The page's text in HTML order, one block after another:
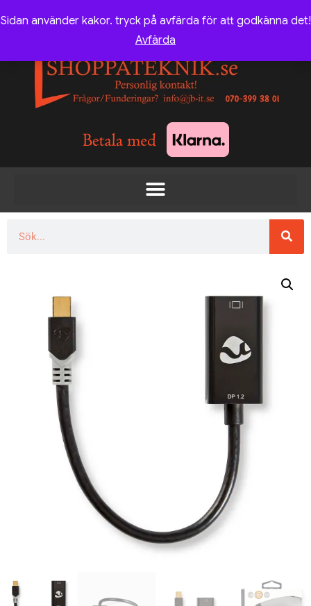
Sidan använder kakor. tryck på avfärda för att godkänna det!
Avfärda